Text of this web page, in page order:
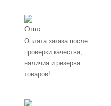
Оплата заказа после
проверки качества,
наличия и резерва
товаров!